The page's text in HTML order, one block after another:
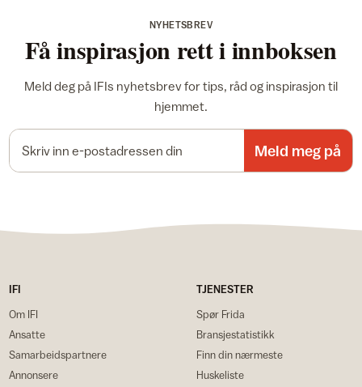
NYHETSBREV
Få inspirasjon rett i innboksen
Meld deg på IFIs nyhetsbrev for tips, råd og inspirasjon til
hjemmet.
Meld meg på
IFI
Om IFI
Ansatte
Samarbeidspartnere
Annonsere
TJENESTER
Spør Frida
Bransjestatistikk
Finn din nærmeste
Huskeliste